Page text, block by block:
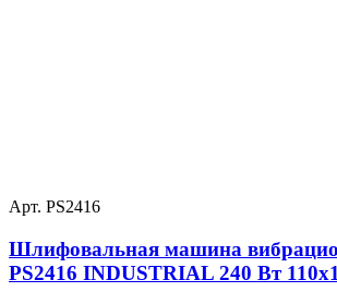
Арт. PS2416
Шлифовальная машина
PS2416 INDUSTRIAL 240 Вт